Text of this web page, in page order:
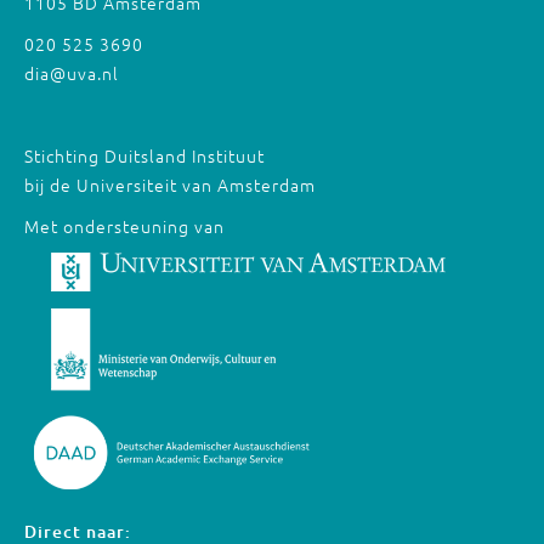
020 525 3690
dia@uva.nl
Stichting Duitsland Instituut
bij de Universiteit van Amsterdam
Met ondersteuning van
Direct naar: